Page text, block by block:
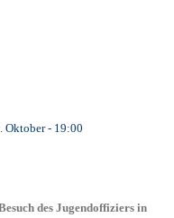
Oktober- 19:00
des Jugendoffiziers in